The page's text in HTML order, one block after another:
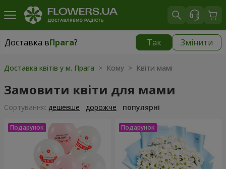
Доставка вПрага? Так Змінити
Доставка вПрага
Доставка квітів у м. Прага > Кому > Квіти мамі
Замовити квіти для мами
Сортування: дешевше дорожче популярні